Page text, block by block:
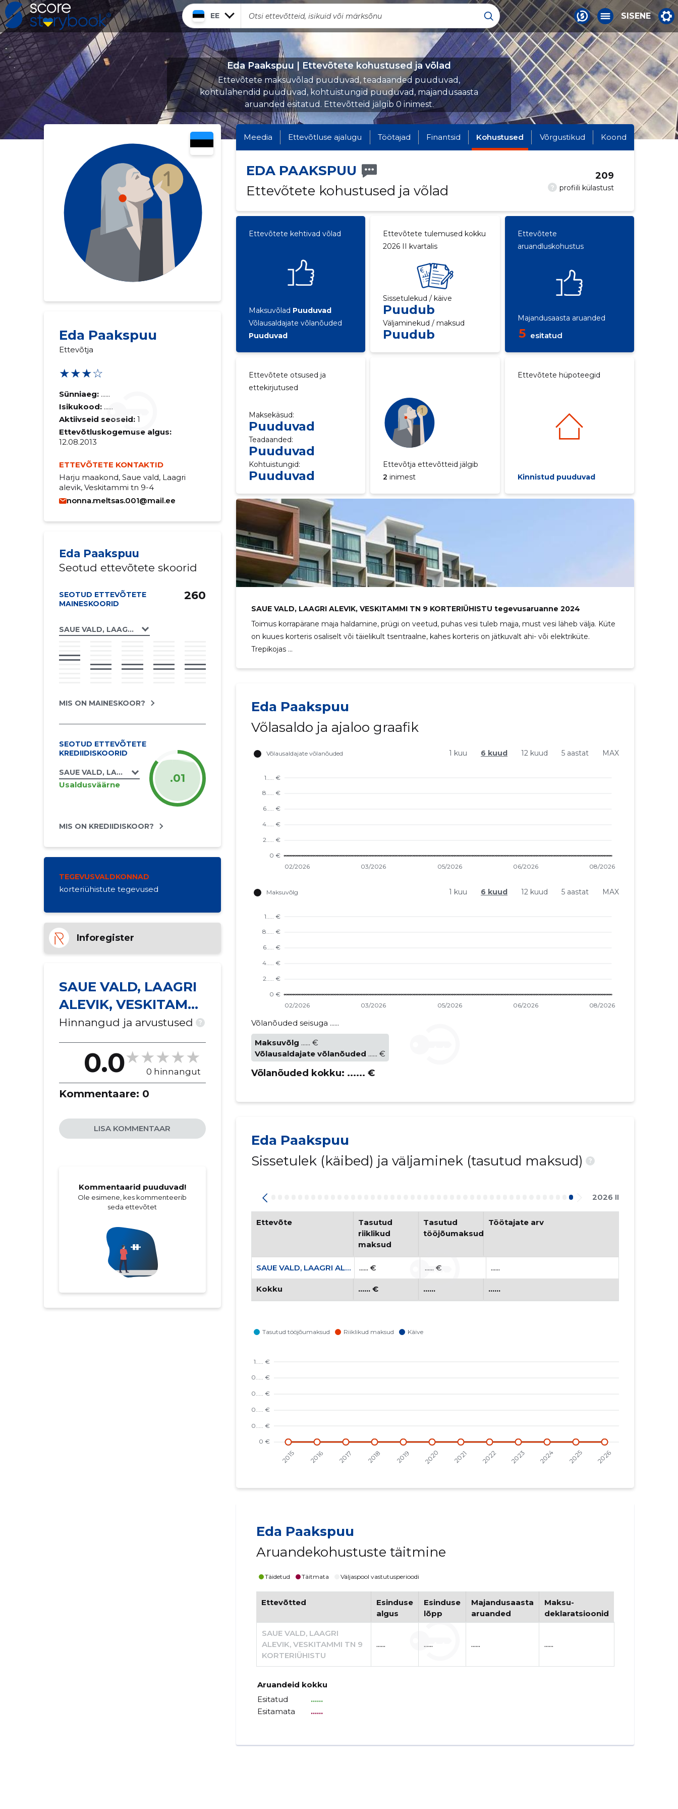
EE SISENE
Eda Paakspuu | Ettevõtete kohustused ja võlad
Ettevõtete maksuvõlad puuduvad, teadaanded puuduvad,
kohtulahendid puuduvad, kohtuistungid puuduvad, majandusaasta
aruanded esitatud. Ettevõtteid jälgib 0 inimest.
Eda Paakspuu
Ettevõtja
★★★☆
Sünniaeg: ......
Isikukood: ......
Aktiivseid seoseid: 1
Ettevõtluskogemuse algus:
12.08.2013
ETTEVÕTETE KONTAKTID
Harju maakond, Saue vald, Laagri
alevik, Veskitammi tn 9-4
nonna.meltsas.001@mail.ee
Eda Paakspuu
Seotud ettevõtete skoorid
SEOTUD ETTEVÕTETE
MAINESKOORID
SAUE VALD, LAAGRI ALEVIK, VESKITAMMI TN 9 KORTERIÜHISTU
260
MIS ON MAINESKOOR?
SEOTUD ETTEVÕTETE
KREDIIDISKOORID
SAUE VALD, LAAGRI ALEVIK, VESKITAMMI TN 9 KORTERIÜHISTU
Usaldusväärne .01
MIS ON KREDIIDISKOOR?
TEGEVUSVALDKONNAD
korteriühistute tegevused
Inforegister
SAUE VALD, LAAGRI
ALEVIK, VESKITAMMI
TN 9
KORTERIÜHISTU ...
Hinnangud ja arvustused ?
0.0 0 hinnangut
Kommentaare: 0
LISA KOMMENTAAR
Kommentaarid puuduvad!
Ole esimene, kes kommenteerib
seda ettevõtet
Meedia Ettevõtluse ajalugu Töötajad Finantsid Kohustused Võrgustikud Koond
EDA PAAKSPUU
Ettevõtete kohustused ja võlad
? profiili külastust
209
Ettevõtete kehtivad võlad
Maksuvõlad Puuduvad
Võlausaldajate võlanõuded
Puuduvad
Ettevõtete tulemused kokku
2026 II kvartalis
Sissetulekud / käive
Puudub
Väljaminekud / maksud
Puudub
Ettevõtete
aruandluskohustus
Majandusaasta aruanded
5 esitatud
Ettevõtete otsused ja
ettekirjutused
Maksekäsud:
Puuduvad
Teadaanded:
Puuduvad
Kohtuistungid:
Puuduvad
Ettevõtja ettevõtteid jälgib
2 inimest
Ettevõtete hüpoteegid
Kinnistud puuduvad
SAUE VALD, LAAGRI ALEVIK, VESKITAMMI TN 9 KORTERIÜHISTU tegevusaruanne 2024
Toimus korrapärane maja haldamine, prügi on veetud, puhas vesi tuleb majja, must vesi läheb välja. Küte
on kuues korteris osaliselt või täielikult tsentraalne, kahes korteris on jätkuvalt ahi- või elektriküte.
Trepikojas ...
Eda Paakspuu
Võlasaldo ja ajaloo graafik
1 kuu 6 kuud 12 kuud 5 aastat MAX
1 kuu 6 kuud 12 kuud 5 aastat MAX
Võlanõuded seisuga ......
Maksuvõlg ...... €
Võlausaldajate võlanõuded ...... €
Võlanõuded kokku: ...... €
Eda Paakspuu
Sissetulek (käibed) ja väljaminek (tasutud maksud)
?
2026 II
Ettevõte
Tasutud
riiklikud
maksud
Tasutud
tööjõumaksud
Töötajate arv
SAUE VALD, LAAGRI ALEVIK, VESKITAMMI TN 9 KORTERIÜHISTU ...... € ...... € ......
Kokku ...... € ...... ......
Eda Paakspuu
Aruandekohustuste täitmine
Täidetud Täitmata Väljaspool vastutusperioodi
Ettevõtted
Esinduse
algus
Esinduse
lõpp
Majandusaasta
aruanded
Maksu-
deklaratsioonid
SAUE VALD, LAAGRI
ALEVIK, VESKITAMMI TN 9
KORTERIÜHISTU
...... ...... ...... ......
Aruandeid kokku
Esitatud
......
Esitamata
......